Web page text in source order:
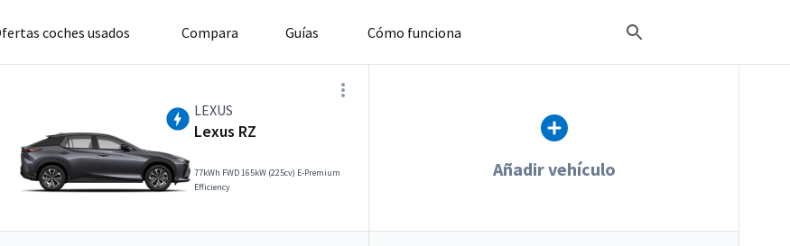
coches usados Compara Guías Cómo funciona
LEXUS
Lexus RZ
77kWh FWD 165kW (225cv) E-Premium
Efficiency
Añadir vehículo